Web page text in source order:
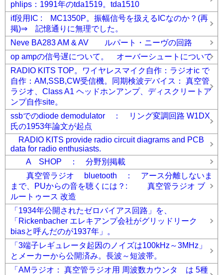
phlips：1991年のtda1519。tda1510
if段用IC : MC1350P。振幅信号を扱えるICなのか？(再
掲)⇒ 記憶通りに無理でした。
Neve BA283 AM & AV ルパート・ニーヴの回路
op ampの信号遅について。 オーバーシュートについて
RADIO KITS TOP。ワイヤレスマイク自作：ラジオic で
自作：AM,SSB,CW受信機。同期検波デバイス： 真空管
ラジオ、Class A1 ヘッドホンアンプ、ディスクリートア
ンプ自作site。
ssbでのdiode demodulator ： リング変調回路 W1DX
氏の1953年論文が起点
RADIO KITS provide radio circuit diagrams and PCB
data for radio enthusiasts.
A SHOP ： 分野別掲載
真空管ラジオ bluetooth ： アース分離しないま
まで、PUからの音を聴くには？: 真空管ラジオ ブ
ルートゥース 改造
「1934年公開されたゼロバイアス回路」を、
「Rickenbacher エレキアンプ会社がグリッドリーク
biasと呼んだのが1937年」。
「3端子レギュレータ起因のノイズは100kHz～3MHz」
とメーカーから公開済み。長波～短波帯。
「AMラジオ： 真空管ラジオ用 周波数カウンタ は 5種